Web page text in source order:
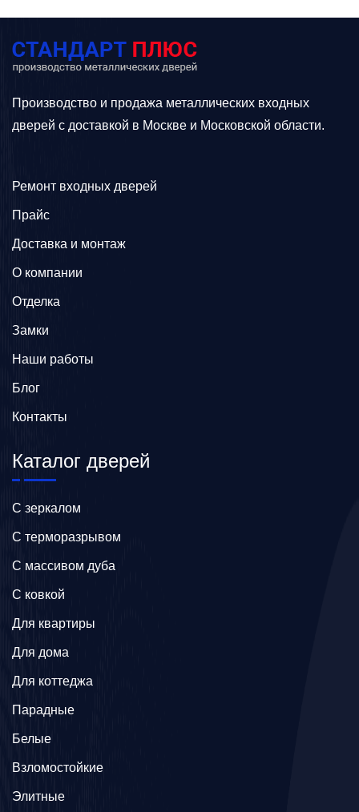
Производство и продажа металлических входных
дверей с доставкой в Москве и Московской области.
Ремонт входных дверей
Прайс
Доставка и монтаж
О компании
Отделка
Замки
Наши работы
Блог
Контакты
Каталог дверей
C зеркалом
C терморазрывом
C массивом дуба
C ковкой
Для квартиры
Для дома
Для коттеджа
Парадные
Белые
Взломостойкие
Элитные